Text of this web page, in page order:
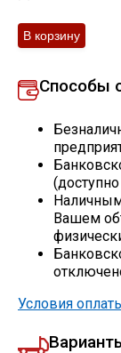
Способы
Вашем
Условия